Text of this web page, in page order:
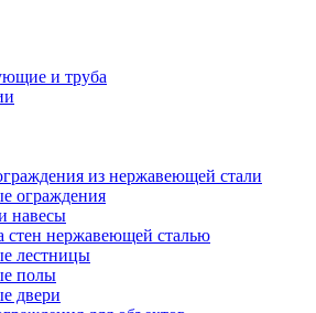
и труба
из нержавеющей стали
ограждения
навесы
стен нержавеющей сталью
лестницы
полы
двери